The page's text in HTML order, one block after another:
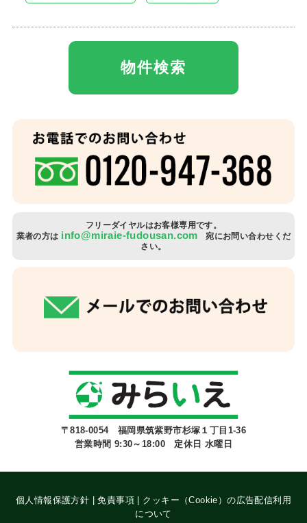
フリーダイヤルはお客様専用です。
業者の方は info@miraie-fudousan.com
宛にお問い合わせくだ
さい。
〒818-0054 福岡県筑紫野市杉塚１丁目1-36
営業時間 9:30～18:00 定休日 水曜日
個人情報保護方針 |免責事項
クッキー（Cookie）の広告配信利用
について